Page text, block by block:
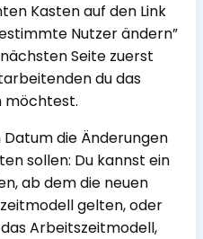
Kasten auf den Link
Nutzer ändern”
Seite zuerst
du das
möchtest.
die Änderungen
sollen: Du kannst ein
ab dem die neuen
gelten, oder
Arbeitszeitmodell,